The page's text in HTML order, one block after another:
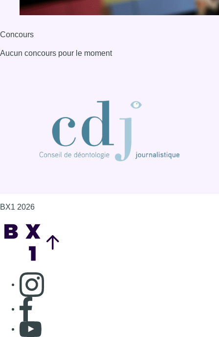
Concours
Aucun concours pour le moment
BX1 2026
Consulter page Instagram
Consulter page Facebook
Consulter Youtube